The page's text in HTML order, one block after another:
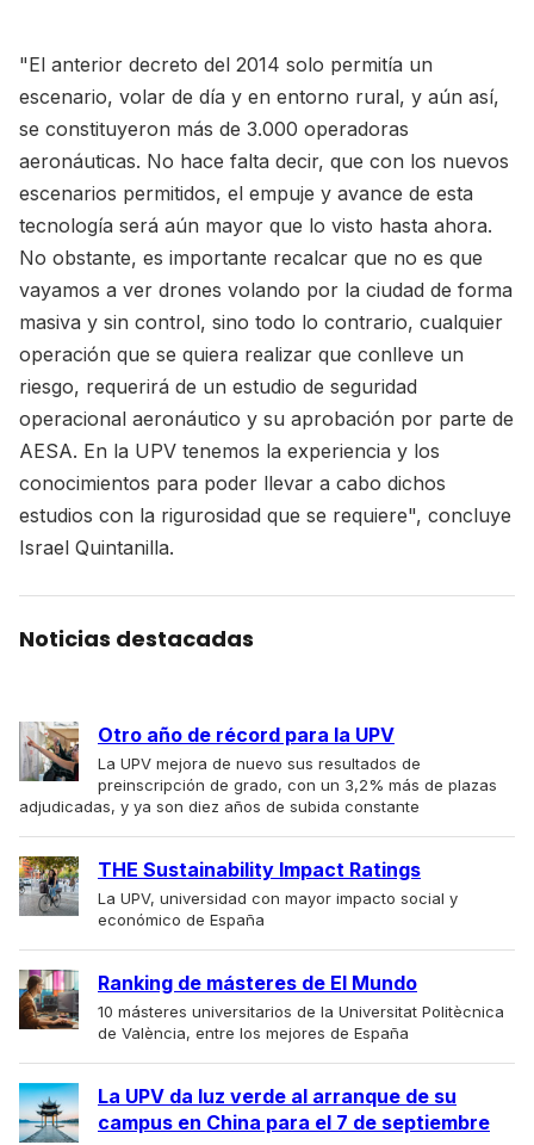
"El anterior decreto del 2014 solo permitía un
escenario, volar de día y en entorno rural, y aún así,
se constituyeron más de 3.000 operadoras
aeronáuticas. No hace falta decir, que con los nuevos
escenarios permitidos, el empuje y avance de esta
tecnología será aún mayor que lo visto hasta ahora.
No obstante, es importante recalcar que no es que
vayamos a ver drones volando por la ciudad de forma
masiva y sin control, sino todo lo contrario, cualquier
operación que se quiera realizar que conlleve un
riesgo, requerirá de un estudio de seguridad
operacional aeronáutico y su aprobación por parte de
AESA. En la UPV tenemos la experiencia y los
conocimientos para poder llevar a cabo dichos
estudios con la rigurosidad que se requiere", concluye
Israel Quintanilla.
Noticias destacadas
Otro año de récord para la UPV
La UPV mejora de nuevo sus resultados de
preinscripción de grado, con un 3,2% más de plazas
adjudicadas, y ya son diez años de subida constante
THE Sustainability Impact Ratings
La UPV, universidad con mayor impacto social y
económico de España
Ranking de másteres de El Mundo
10 másteres universitarios de la Universitat Politècnica
de València, entre los mejores de España
La UPV da luz verde al arranque de su
campus en China para el 7 de septiembre